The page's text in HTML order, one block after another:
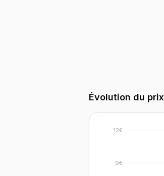
Évolution du prix
9€
12€